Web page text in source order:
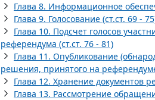
Глава 8. Информационное
Глава 9. Голосование (ст.ст. 69 -
Глава 10. Подсчет голосов
референдума (ст.ст. 76 - 81)
Глава 11. Опубликование
решения, принятого на
Глава 12. Хранение документов
Глава 13. Рассмотрение